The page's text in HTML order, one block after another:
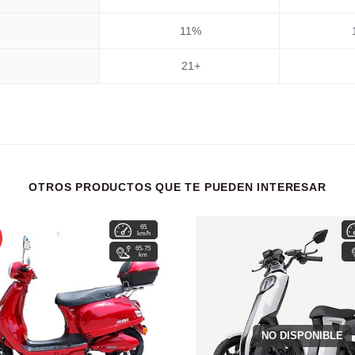
11%
21+
OTROS PRODUCTOS QUE TE PUEDEN INTERESAR
4-6
hrs
65
km/h
65-75
km
NO DISPONIBLE